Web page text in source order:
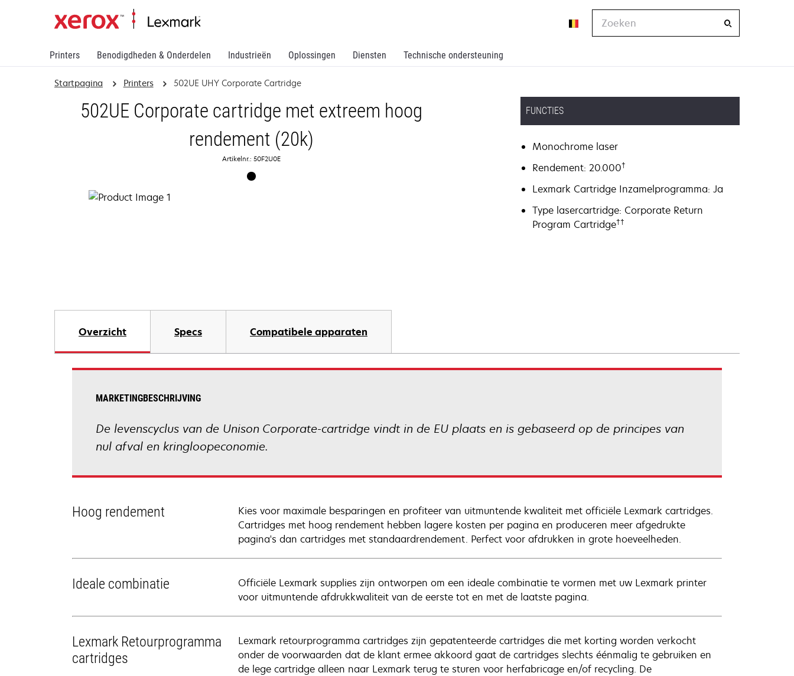
Printers Benodigdheden & Onderdelen Industrieën Oplossingen Diensten Technische ondersteuning
Zoeken
Startpagina Printers 502UE UHY Corporate Cartridge
502UE Corporate cartridge met extreem hoog
rendement (20k)
Artikelnr.: 50F2U0E
FUNCTIES
Monochrome laser
Rendement: 20.000†
Lexmark Cartridge Inzamelprogramma: Ja
Type lasercartridge: Corporate Return
Program Cartridge††
Overzicht Specs Compatibele apparaten
MARKETINGBESCHRIJVING
De levenscyclus van de Unison Corporate-cartridge vindt in de EU plaats en is gebaseerd op de principes van
nul afval en kringloopeconomie.
Hoog rendement
Kies voor maximale besparingen en profiteer van uitmuntende kwaliteit met officiële Lexmark cartridges.
Cartridges met hoog rendement hebben lagere kosten per pagina en produceren meer afgedrukte
pagina's dan cartridges met standaardrendement. Perfect voor afdrukken in grote hoeveelheden.
Ideale combinatie
Officiële Lexmark supplies zijn ontworpen om een ideale combinatie te vormen met uw Lexmark printer
voor uitmuntende afdrukkwaliteit van de eerste tot en met de laatste pagina.
Lexmark Retourprogramma
cartridges
Lexmark retourprogramma cartridges zijn gepatenteerde cartridges die met korting worden verkocht
onder de voorwaarden dat de klant ermee akkoord gaat de cartridges slechts éénmalig te gebruiken en
de lege cartridge alleen naar Lexmark terug te sturen voor herfabricage en/of recycling. De